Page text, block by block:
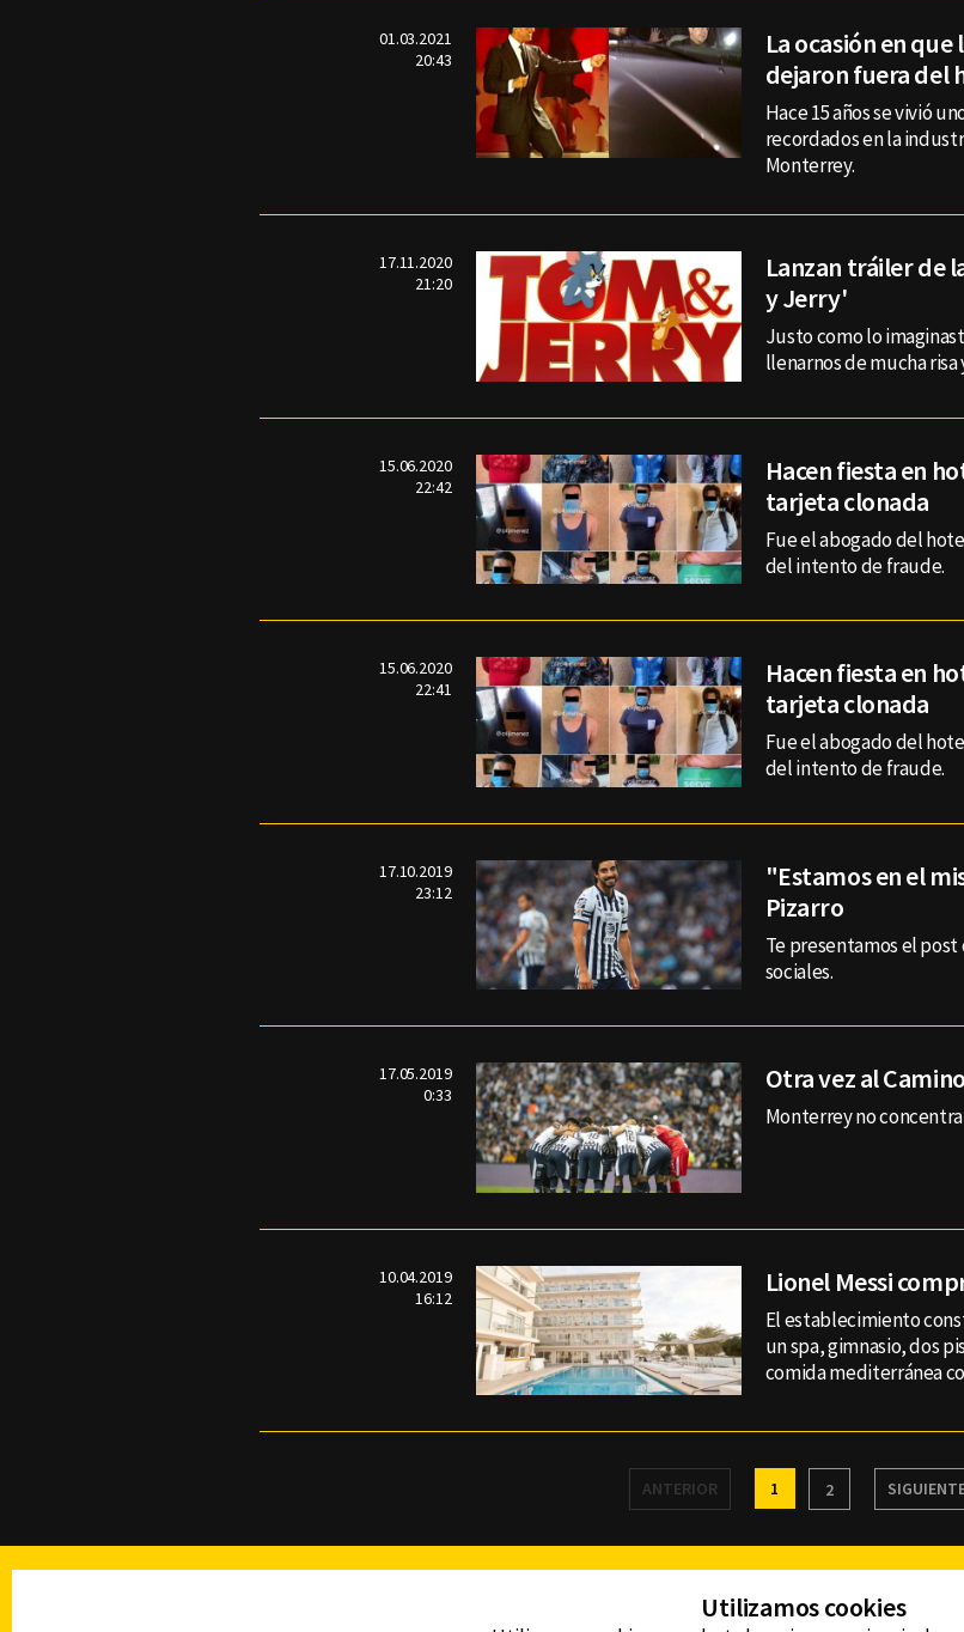
01.03.2021
20:43
La ocasión en
dejaron fuera del
Hace 15 años se vivió
recordados en la
Monterrey.
17.11.2020
21:20
Lanzan tráiler de
y Jerry'
Justo como lo
llenarnos de mucha
15.06.2020
22:42
Hacen fiesta en
tarjeta clonada
Fue el abogado del
del intento de fraude.
15.06.2020
22:41
Hacen fiesta en
tarjeta clonada
Fue el abogado del
del intento de fraude.
17.10.2019
23:12
"Estamos en el
Pizarro
Te presentamos el
sociales.
17.05.2019
0:33
Otra vez al
Monterrey no
10.04.2019
16:12
Lionel Messi
El establecimiento
un spa, gimnasio, dos
comida mediterránea
ANTERIOR 1 2
Utilizamos cookies